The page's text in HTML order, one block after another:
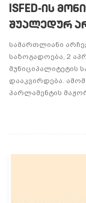
ISFED-ის
შუალედურ
სამართლიანი
საზოგადოება, 2
მუნიციპალიტეტის
დააკვირდება.
პარლამენტის